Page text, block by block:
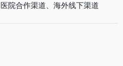
院合作渠道、海外线下渠道